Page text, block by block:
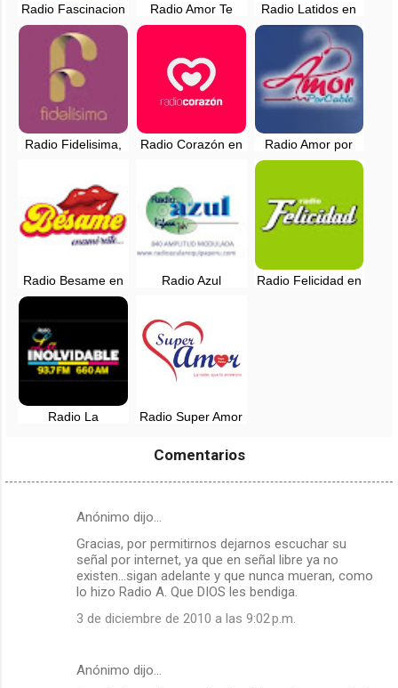
Radio Fascinacion
en vivo - Lima,
Perú
Radio Amor Te
ama, en vivo -
Radio Latidos en
vivo - 94.7 FM -
Huaral, Lima
Radio Fidelisima,
Radio Corazón en
Radio Amor por
Cable en vivo -
Radio Besame en
vivo - Lima, Perú
Radio Azul
Radio Felicidad en
Radio La
Radio Super Amor
Comentarios
Anónimo dijo…
Gracias, por permitirnos dejarnos escuchar su
señal por internet, ya que en señal libre ya no
existen...sigan adelante y que nunca mueran, como
lo hizo Radio A. Que DIOS les bendiga.
3 de diciembre de 2010 a las 9:02 p.m.
Anónimo dijo…